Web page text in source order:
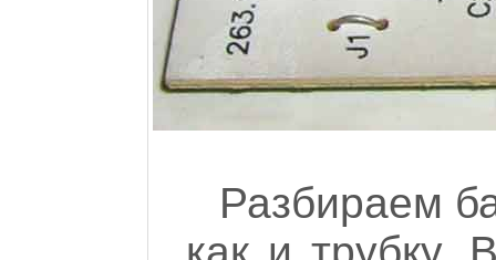
Разбираем